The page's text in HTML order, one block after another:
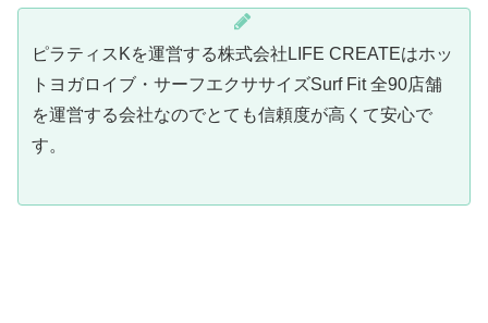
ピラティスKを運営する株式会社LIFE CREATEはホッ
トヨガロイブ・サーフエクササイズSurf Fit 全90店舗
を運営する会社なのでとても信頼度が高くて安心で
す。